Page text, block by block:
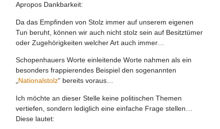
Apropos Dankbarkeit:
Da das Empfinden von Stolz immer auf unserem eigenen
Tun beruht, können wir auch nicht stolz sein auf Besitztümer
oder Zugehörigkeiten welcher Art auch immer…
Schopenhauers Worte einleitende Worte nahmen als ein
besonders frappierendes Beispiel den sogenannten
„Nationalstolz“ bereits voraus…
Ich möchte an dieser Stelle keine politischen Themen
vertiefen, sondern lediglich eine einfache Frage stellen…
Diese lautet: